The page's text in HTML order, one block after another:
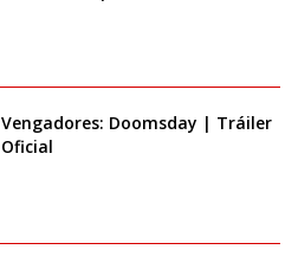
Vengadores: Doomsday | Tráiler
Oficial